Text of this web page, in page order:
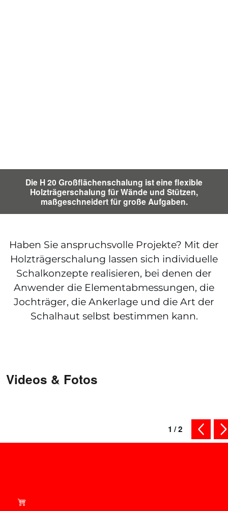
Die H 20 Großflächenschalung ist eine flexible
Holzträgerschalung für Wände und Stützen,
maßgeschneidert für große Aufgaben.
Haben Sie anspruchsvolle Projekte? Mit der
Holzträgerschalung lassen sich individuelle
Schalkonzepte realisieren, bei denen der
Anwender die Elementabmessungen, die
Jochträger, die Ankerlage und die Art der
Schalhaut selbst bestimmen kann.
Videos & Fotos
1 /2